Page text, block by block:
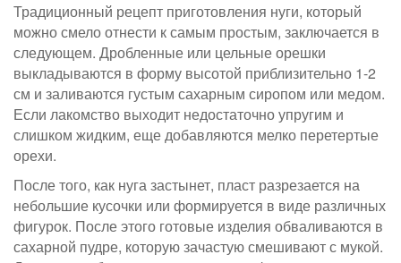
Традиционный рецепт приготовления нуги, который
можно смело отнести к самым простым, заключается в
следующем. Дробленные или цельные орешки
выкладываются в форму высотой приблизительно 1-2
см и заливаются густым сахарным сиропом или медом.
Если лакомство выходит недостаточно упругим и
слишком жидким, еще добавляются мелко перетертые
орехи.
После того, как нуга застынет, пласт разрезается на
небольшие кусочки или формируется в виде различных
фигурок. После этого готовые изделия обваливаются в
сахарной пудре, которую зачастую смешивают с мукой.